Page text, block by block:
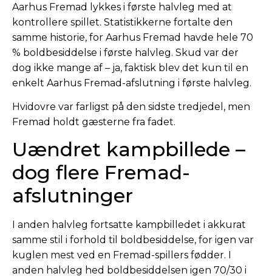
Aarhus Fremad lykkes i første halvleg med at
kontrollere spillet. Statistikkerne fortalte den
samme historie, for Aarhus Fremad havde hele 70
% boldbesiddelse i første halvleg. Skud var der
dog ikke mange af – ja, faktisk blev det kun til en
enkelt Aarhus Fremad-afslutning i første halvleg.
Hvidovre var farligst på den sidste tredjedel, men
Fremad holdt gæsterne fra fadet.
Uændret kampbillede –
dog flere Fremad-
afslutninger
I anden halvleg fortsatte kampbilledet i akkurat
samme stil i forhold til boldbesiddelse, for igen var
kuglen mest ved en Fremad-spillers fødder. I
anden halvleg hed boldbesiddelsen igen 70/30 i